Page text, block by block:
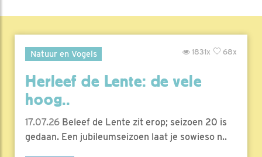
Natuur en Vogels 68x
1831x
Herleef de Lente: de vele
hoog..
17.07.26 Beleef de Lente zit erop; seizoen 20 is
gedaan. Een jubileumseizoen laat je sowieso n..